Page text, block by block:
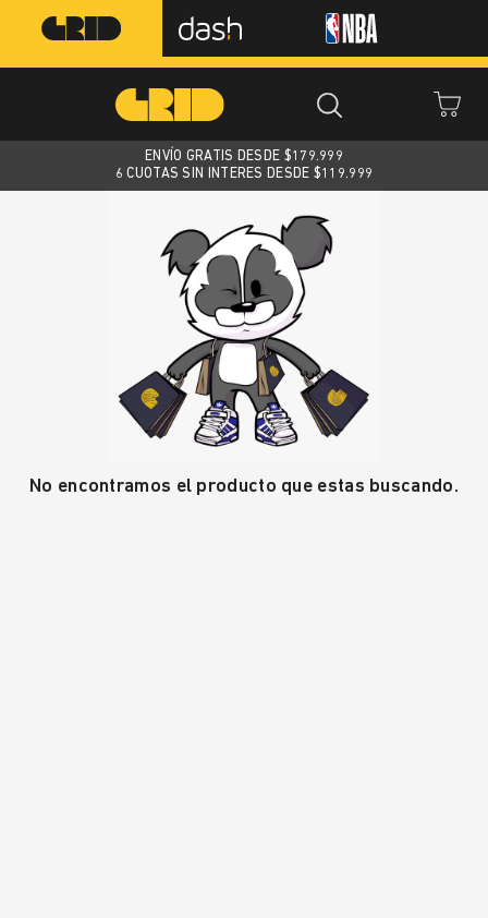
ENVÍO GRATIS DESDE $179.999
6 CUOTAS SIN INTERES DESDE $119.999
No encontramos el producto que estas buscando.